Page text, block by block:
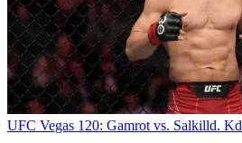
UFC Vegas 120: Gamrot vs. Salkilld.